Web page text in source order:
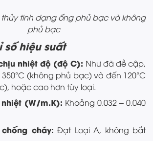
tinh dạng ống phủ bạc và không
phủ bạc
số hiệu suất
nhiệt độ (độ C): Như đã đề cập,
350°C (không phủ bạc) và đến 120°C
hoặc cao hơn tùy loại.
(W/m.K): Khoảng 0.032 – 0.040
cháy: Đạt Loại A, không bắt